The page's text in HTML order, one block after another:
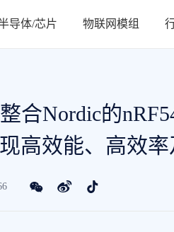
导体/芯片 物联网模组
合Nordic的
高效能、高效